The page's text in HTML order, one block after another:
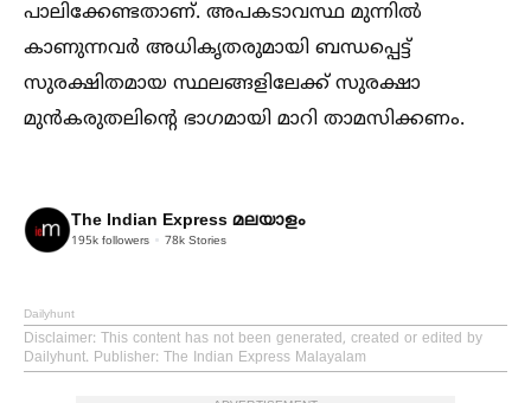
പാലിക്കേണ്ടതാണ്. അപകടാവസ്ഥ മുന്നില്‍
കാണുന്നവർ അധികൃതരുമായി ബന്ധപ്പെട്ട്
സുരക്ഷിതമായ സ്ഥലങ്ങളിലേക്ക് സുരക്ഷാ
മുൻകരുതലിന്റെ ഭാഗമായി മാറി താമസിക്കണം.
The Indian Express മലയാളം
195k followers 78k Stories
Dailyhunt
Disclaimer: This content has not been generated, created or edited by
Dailyhunt. Publisher: The Indian Express Malayalam